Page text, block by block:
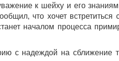
к шейху и его
что хочет
началом процесса
с надеждой на сближение